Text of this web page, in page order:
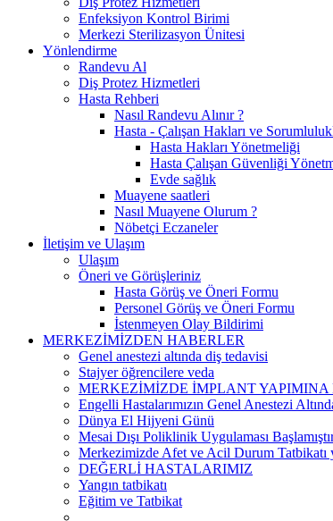
Enfeksiyon Kontrol Birimi
Merkezi Sterilizasyon Ünitesi
Yönlendirme
Randevu Al
Diş Protez Hizmetleri
Hasta Rehberi
Nasıl Randevu Alınır ?
Hasta - Çalışan Hakları ve
Hasta Hakları Yönetmeliği
Hasta Çalışan Güvenliği
Evde sağlık
Muayene saatleri
Nasıl Muayene Olurum ?
Nöbetçi Eczaneler
İletişim ve Ulaşım
Ulaşım
Öneri ve Görüşleriniz
Hasta Görüş ve Öneri Formu
Personel Görüş ve Öneri Formu
İstenmeyen Olay Bildirimi
MERKEZİMİZDEN HABERLER
Genel anestezi altında diş tedavisi
Stajyer öğrencilere veda
MERKEZİMİZDE İMPLANT YAPIMINA
Engelli Hastalarımızın Genel Anestezi
Dünya El Hijyeni Günü
Mesai Dışı Poliklinik Uygulaması
Merkezimizde Afet ve Acil Durum Tatbikatı
DEĞERLİ HASTALARIMIZ
Yangın tatbikatı
Eğitim ve Tatbikat